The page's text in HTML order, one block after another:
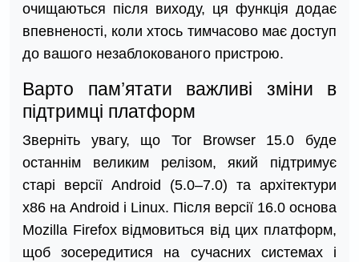
очищаються після виходу, ця функція додає
впевненості, коли хтось тимчасово має доступ
до вашого незаблокованого пристрою.
Варто пам’ятати важливі зміни в
підтримці платформ
Зверніть увагу, що Tor Browser 15.0 буде
останнім великим релізом, який підтримує
старі версії Android (5.0–7.0) та архітектури
x86 на Android і Linux. Після версії 16.0 основа
Mozilla Firefox відмовиться від цих платформ,
щоб зосередитися на сучасних системах і